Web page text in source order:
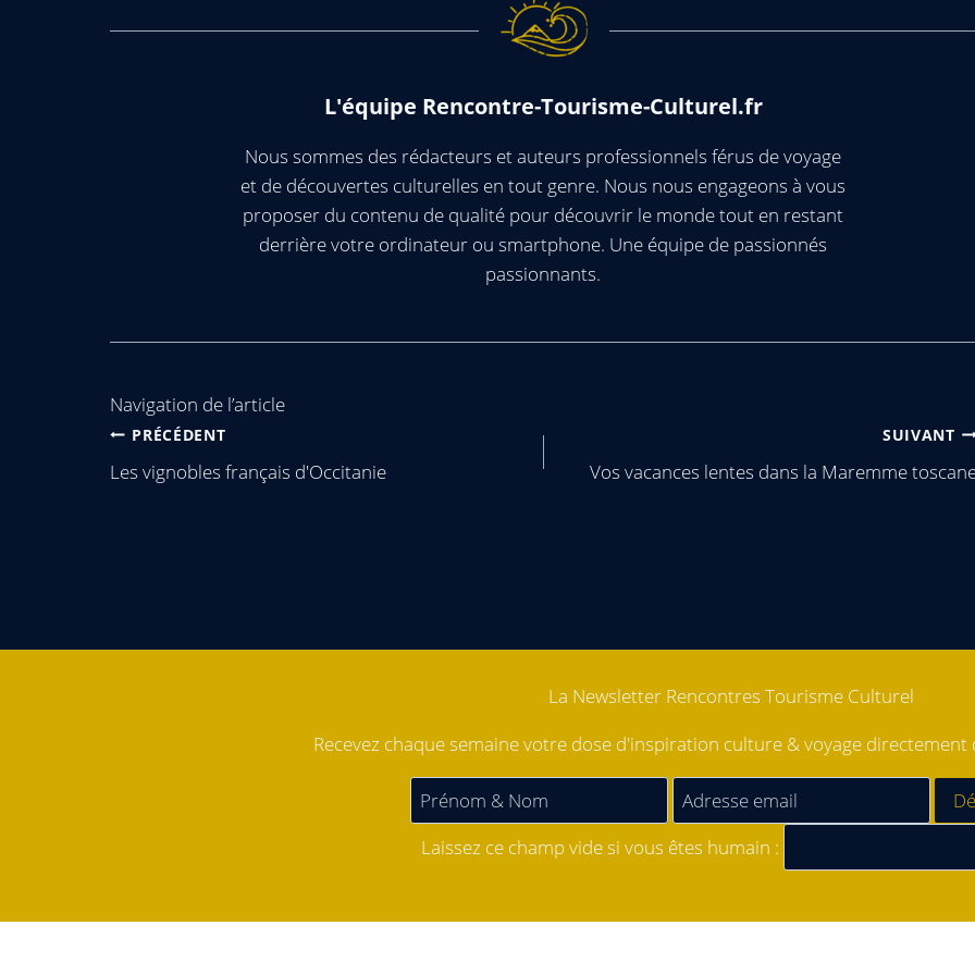
L'équipe Rencontre-Tourisme-Culturel.fr
Nous sommes des rédacteurs et auteurs professionnels férus de voyage
et de découvertes culturelles en tout genre. Nous nous engageons à vous
proposer du contenu de qualité pour découvrir le monde tout en restant
derrière votre ordinateur ou smartphone. Une équipe de passionnés
passionnants.
Navigation de l’article
PRÉCÉDENT
Les vignobles français d'Occitanie
SUIVANT
Vos vacances lentes dans la Maremme
La Newsletter Rencontres Tourisme Culturel
Recevez chaque semaine votre dose d'inspiration culture & voyage
Laissez ce champ vide si vous êtes humain :